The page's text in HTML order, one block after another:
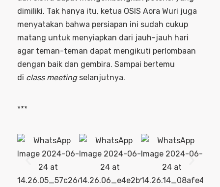
dimiliki. Tak hanya itu, ketua OSIS Aora Wuri juga
menyatakan bahwa persiapan ini sudah cukup
matang untuk menyiapkan dari jauh-jauh hari
agar teman-teman dapat mengikuti perlombaan
dengan baik dan gembira. Sampai bertemu
di class meetingselanjutnya.
***